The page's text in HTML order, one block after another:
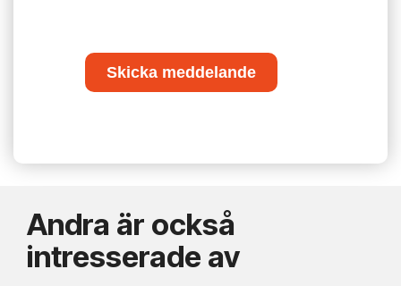
Skicka meddelande
Andra är också
intresserade av